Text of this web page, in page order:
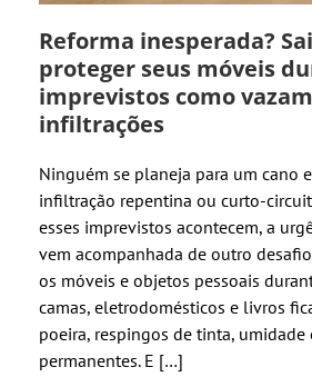
Reforma inesperada?
proteger seus móveis
imprevistos como
infiltrações
Ninguém se planeja para um cano
infiltração repentina ou curto-
esses imprevistos acontecem, a
vem acompanhada de outro
os móveis e objetos pessoais
camas, eletrodomésticos e livros
poeira, respingos de tinta, umidade
permanentes. E […]